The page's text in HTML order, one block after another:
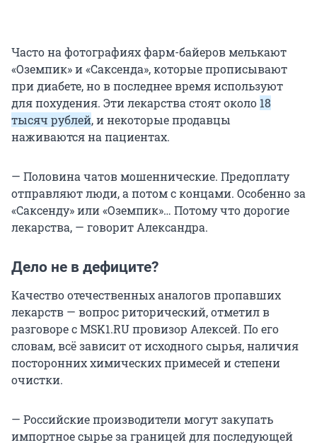
Часто на фотографиях фарм-байеров мелькают
«Оземпик» и «Саксенда», которые прописывают
при диабете, но в последнее время используют
для похудения. Эти лекарства стоят около 18
тысяч рублей, и некоторые продавцы
наживаются на пациентах.
— Половина чатов мошеннические. Предоплату
отправляют люди, а потом с концами. Особенно за
«Саксенду» или «Оземпик»… Потому что дорогие
лекарства, — говорит Александра.
Дело не в дефиците?
Качество отечественных аналогов пропавших
лекарств — вопрос риторический, отметил в
разговоре с MSK1.RU провизор Алексей. По его
словам, всё зависит от исходного сырья, наличия
посторонних химических примесей и степени
очистки.
— Российские производители могут закупать
импортное сырье за границей для последующей